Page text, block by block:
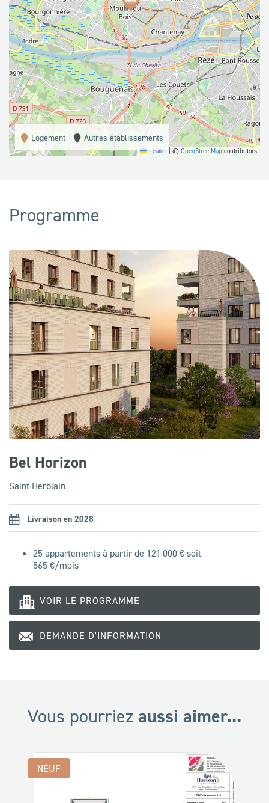
Logement Autres établissements
Leaflet ©OpenStreetMapcontributors
Programme
Bel Horizon
Saint Herblain
Livraison en 2028
25 appartements à partir de 121 000 € soit
565 €/mois
VOIR LE PROGRAMME
DEMANDE D'INFORMATION
Vous pourriez aussi aimer...
NEUF